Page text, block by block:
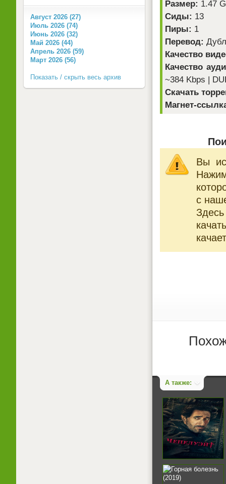
Размер: 1.47
Сиды: 13
Пиры: 1
Перевод:
Качество
Качество
~384 Kbps |
Скачать
Магнет-
Вы
с
А также:
Август 2026 (27)
Июль 2026 (74)
Июнь 2026 (32)
Май 2026 (44)
Апрель 2026 (59)
Март 2026 (56)
Показать / скрыть весь архив